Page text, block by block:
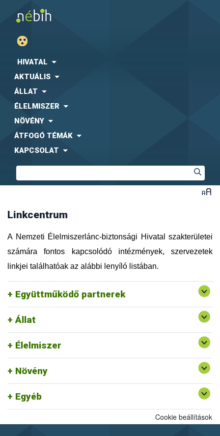
HIVATAL
AKTUÁLIS
ÁLLAT
ÉLELMISZER
NÖVÉNY
ÁTFOGÓ TÉMÁK
KAPCSOLAT
Linkcentrum
A Nemzeti Élelmiszerlánc-biztonsági Hivatal szakterületei
számára fontos kapcsolódó intézmények, szervezetek
linkjei találhatóak az alábbi lenyíló listában.
Együttműködő partnerek
Agrárgazdasági Kutató Intézet (AKI)
(FEOSZ)
Közbeszerzési Hatóság (KH)
Központi Statisztikai Hivatal (KSH)
Magyar Díszkertészek Szövetsége
Magyar Ebtartók Országos Egyesülete (MEBO)
Magyar Máltai Szeretetszolgálat
Magyar Utazási Irodák Szövetsége (MUISZ)
Nemzeti Közszolgálati Egyetem (NKE)
Intézet (OGYÉI)
Szellemi Tulajdon Nemzeti Hivatala (SZTNH)
Táplálkozás, Életmód és Testmozgás Platform
Egyesület (TÉT Platform)
Vám, Jövedéki és Adóügyi Szolgáltatók Szövetsége
(VJASZSZ)
Állat
Élelmiszer
Növény
Egyéb
Rendszerszervezési és Felügyeleti
Igazgatóság ajánlott linkjei
Egységes Nyilvántartási és Azonosítási Rendszer
Felszín Alatti Vizekért Alapítvány
Kölcsönös Megfeleltetés honlap
Cookie beállítások